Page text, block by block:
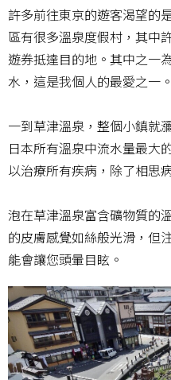
許多前往東京的遊客渴望的
區有很多溫泉度假村，其中
遊券抵達目的地。其中之一
水，這是我個人的最愛之一。
一到草津溫泉，整個小鎮就
日本所有溫泉中流水量最大
以治療所有疾病，除了相思
泡在草津溫泉富含礦物質的
的皮膚感覺如絲般光滑，但
能會讓您頭暈目眩。